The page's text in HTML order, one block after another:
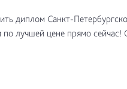
диплом Санкт-
лучшей цене прямо сейчас!